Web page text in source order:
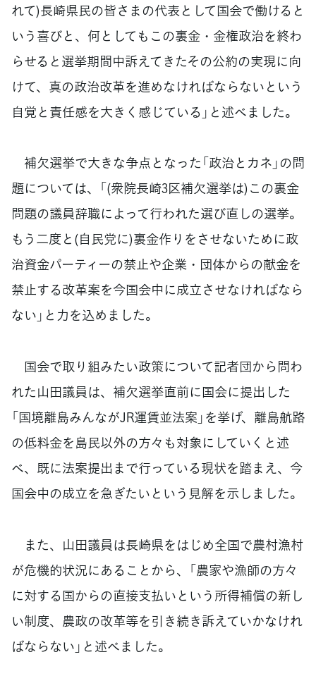
れて)長崎県民の皆さまの代表として国会で働けると
いう喜びと、何としてもこの裏金・金権政治を終わ
らせると選挙期間中訴えてきたその公約の実現に向
けて、真の政治改革を進めなければならないという
自覚と責任感を大きく感じている」と述べました。
補欠選挙で大きな争点となった「政治とカネ」の問
題については、「(衆院長崎3区補欠選挙は)この裏金
問題の議員辞職によって行われた選び直しの選挙。
もう二度と(自民党に)裏金作りをさせないために政
治資金パーティーの禁止や企業・団体からの献金を
禁止する改革案を今国会中に成立させなければなら
ない」と力を込めました。
国会で取り組みたい政策について記者団から問わ
れた山田議員は、補欠選挙直前に国会に提出した
「国境離島みんながJR運賃並法案」を挙げ、離島航路
の低料金を島民以外の方々も対象にしていくと述
べ、既に法案提出まで行っている現状を踏まえ、今
国会中の成立を急ぎたいという見解を示しました。
また、山田議員は長崎県をはじめ全国で農村漁村
が危機的状況にあることから、「農家や漁師の方々
に対する国からの直接支払いという所得補償の新し
い制度、農政の改革等を引き続き訴えていかなけれ
ばならない」と述べました。